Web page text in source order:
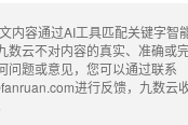
内容通过AI工具匹配关键字智
数云不对内容的真实、准确或
问题或意见，您可以通过联系
进行反馈，九数云